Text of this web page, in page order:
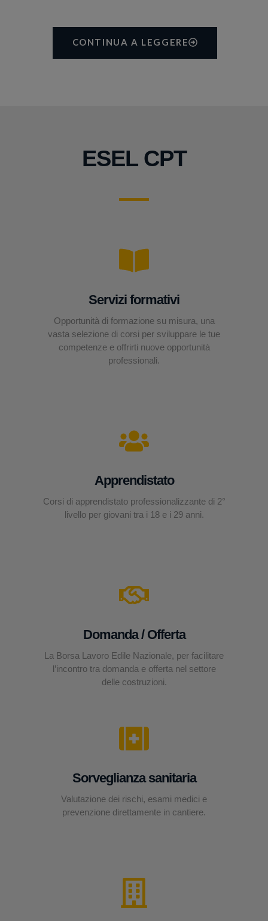
CONTINUA A LEGGERE
ESEL CPT
Servizi formativi
Opportunità di formazione su misura, una
vasta selezione di corsi per sviluppare le tue
competenze e offrirti nuove opportunità
professionali.
Apprendistato
Corsi di apprendistato professionalizzante di 2°
livello per giovani tra i 18 e i 29 anni.
Domanda / Offerta
La Borsa Lavoro Edile Nazionale, per facilitare
l’incontro tra domanda e offerta nel settore
delle costruzioni.
Sorveglianza sanitaria
Valutazione dei rischi, esami medici e
prevenzione direttamente in cantiere.